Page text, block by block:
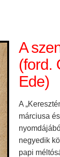
A
(ford.
Ede)
A
márciusa
negyedik
papi